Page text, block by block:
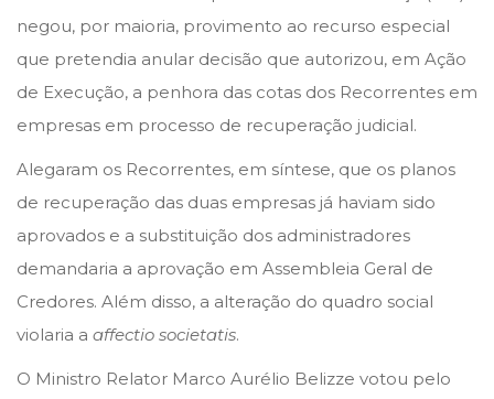
t
e
d
o
t
e
d
i
negou, por maioria, provimento ao recurso especial
que pretendia anular decisão que autorizou, em Ação
de Execução, a penhora das cotas dos Recorrentes em
empresas em processo de recuperação judicial.
Alegaram os Recorrentes, em síntese, que os planos
de recuperação das duas empresas já haviam sido
aprovados e a substituição dos administradores
demandaria a aprovação em Assembleia Geral de
Credores. Além disso, a alteração do quadro social
violaria a affectio societatis.
O Ministro Relator Marco Aurélio Belizze votou pelo